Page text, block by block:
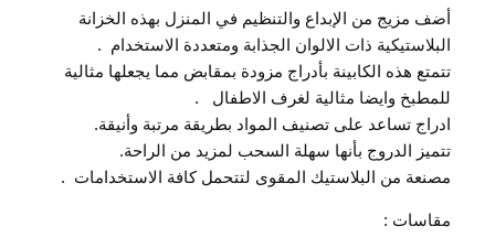
أضف مزيج من الإبداع والتنظيم في المنزل بهذه الخزانة
البلاستيكية ذات الالوان الجذابة ومتعددة الاستخدام .
تتمتع هذه الكابينة بأدراج مزودة بمقابض مما يجعلها مثالية
للمطبخ وايضا مثالية لغرف الاطفال .
ادراج تساعد على تصنيف المواد بطريقة مرتبة وأنيقة.
تتميز الدروج بأنها سهلة السحب لمزيد من الراحة.
مصنعة من البلاستيك المقوى لتتحمل كافة الاستخدامات .
مقاسات :